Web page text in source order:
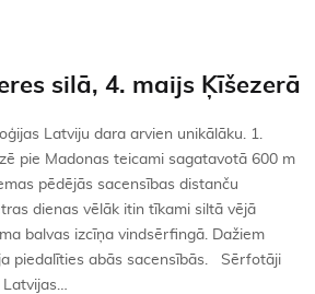
silā, 4. maijs Ķīšezerā
Latviju dara arvien unikālāku. 1.
pie Madonas teicami sagatavotā 600 m
pēdējās sacensības distanču
dienas vēlāk itin tīkami siltā vējā
balvas izcīņa vindsērfingā. Dažiem
piedalīties abās sacensībās. Sērfotāji